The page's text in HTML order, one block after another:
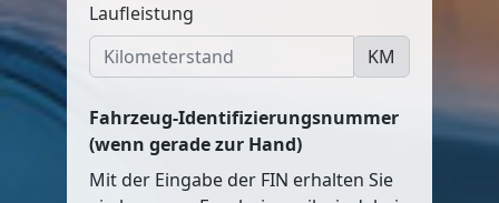
Laufleistung
KM
Fahrzeug-Identifizierungsnummer
(wenn gerade zur Hand)
Mit der Eingabe der FIN erhalten Sie